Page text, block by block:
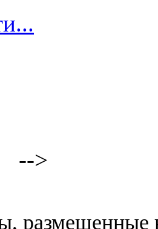
-->
размещенные